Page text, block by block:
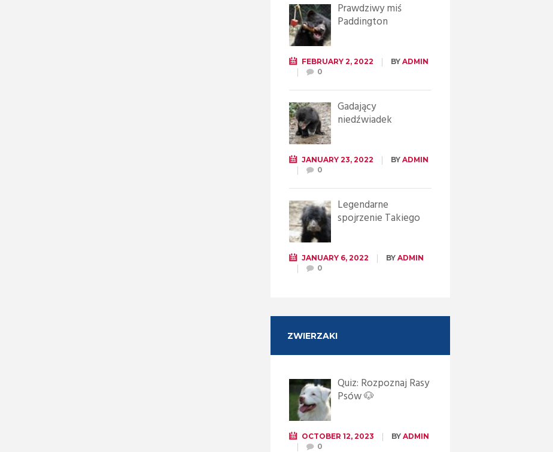
Prawdziwy miś
Paddington
FEBRUARY 2, 2022 BY ADMIN
0
Gadający
niedźwiadek
JANUARY 23, 2022 BY ADMIN
0
Legendarne
spojrzenie Takiego
JANUARY 6, 2022 BY ADMIN
0
ZWIERZAKI
Quiz: Rozpoznaj Rasy
Psów 🐶
OCTOBER 12, 2023 BY ADMIN
0